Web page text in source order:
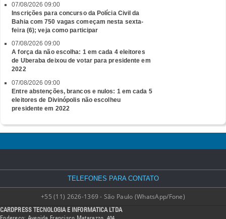
07/08/2026 09:00
Inscrições para concurso da Polícia Civil da
Bahia com 750 vagas começam nesta sexta-
feira (6); veja como participar
07/08/2026 09:00
A força da não escolha: 1 em cada 4 eleitores
de Uberaba deixou de votar para presidente em
2022
07/08/2026 09:00
Entre abstenções, brancos e nulos: 1 em cada 5
eleitores de Divinópolis não escolheu
presidente em 2022
TELEFONES PARA CONTATO
+55 (11) 2626-1369 - São Paulo (WhatsApp/Fone)
CARDPRESS TECNOLOGIA E INFORMATICA LTDA